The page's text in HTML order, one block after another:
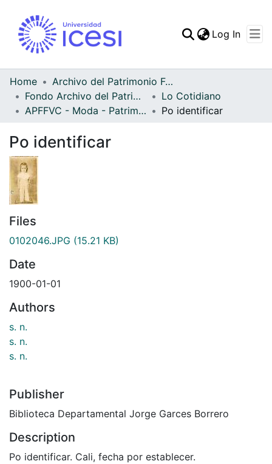
Statistics
Log In
Home
Archivo del Patrimonio Fotográfico y Fílmico del Valle del Cauca
Fondo Archivo del Patrimonio Fotográfico y Fílmico del Valle del Cauca
Lo Cotidiano
APFFVC - Moda - Patrimonial
Po identificar
Po identificar
Files
0102046.JPG (15.21 KB)
Date
1900-01-01
Authors
s. n.
s. n.
s. n.
Publisher
Biblioteca Departamental Jorge Garces Borrero
Description
Po identificar. Cali, fecha por establecer.